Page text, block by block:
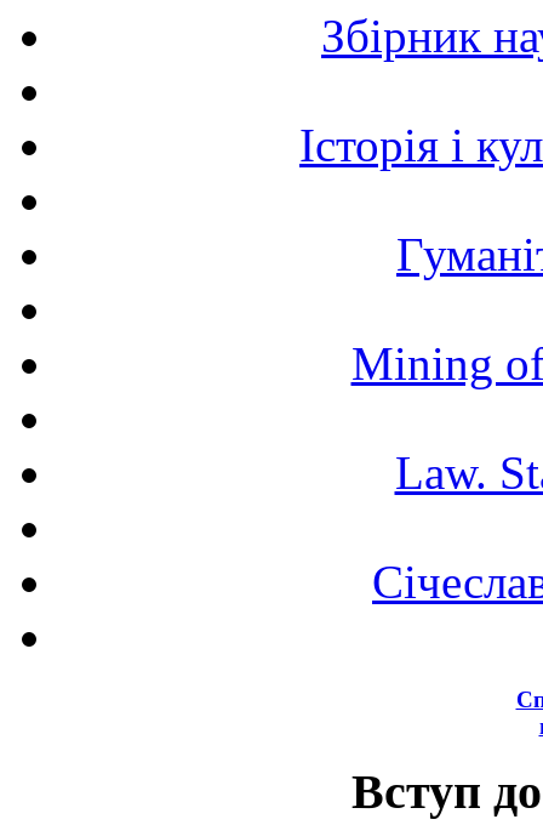
Збірник
Історія і
Mining
Law.
Вступ